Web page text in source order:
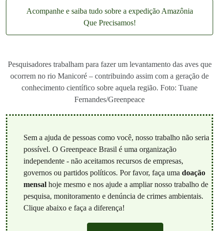
Acompanhe e saiba tudo sobre a expedição Amazônia
Que Precisamos!
Pesquisadores trabalham para fazer um levantamento das aves que
ocorrem no rio Manicoré – contribuindo assim com a geração de
conhecimento científico sobre aquela região. Foto: Tuane
Fernandes/Greenpeace
Sem a ajuda de pessoas como você, nosso trabalho não seria
possível. O Greenpeace Brasil é uma organização
independente - não aceitamos recursos de empresas,
governos ou partidos políticos. Por favor, faça uma doação
mensalhoje mesmo e nos ajude a ampliar nosso trabalho de
pesquisa, monitoramento e denúncia de crimes ambientais.
Clique abaixo e faça a diferença!